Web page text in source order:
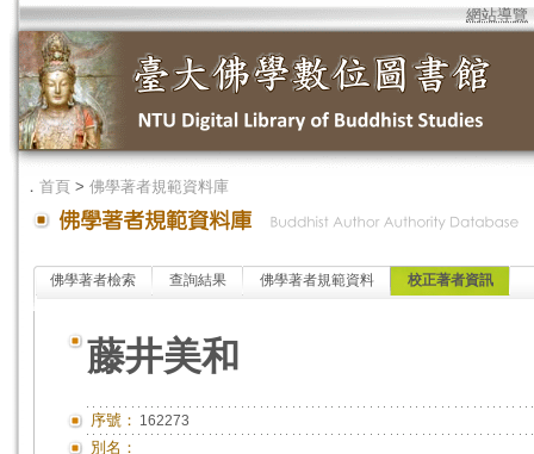
網站導覽
． 首頁 > 佛學著者規範資料庫
佛學著者檢索 查詢結果 佛學著者規範資料 校正著者資訊
藤井美和
序號： 162273
別名：